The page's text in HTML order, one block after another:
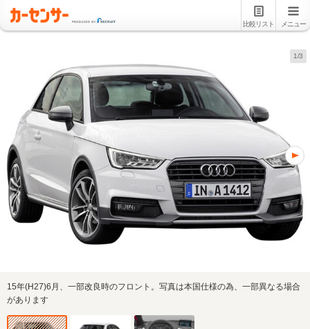
比較リスト メニュー
1/3
15年(H27)6月、一部改良時のフロント。写真は本国仕様の為、一部異なる場合
があります